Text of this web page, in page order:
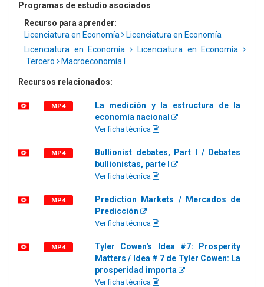
Programas de estudio asociados
Recurso para aprender:
Licenciatura en Economía
Licenciatura en Economía
Licenciatura en Economía
Licenciatura en Economía
Tercero
Macroeconomía I
Recursos relacionados:
MP4
La medición y la estructura de la
economía nacional
Ver ficha técnica
MP4
Bullionist debates, Part I / Debates
bullionistas, parte I
Ver ficha técnica
MP4
Prediction Markets / Mercados de
Predicción
Ver ficha técnica
MP4
Tyler Cowen's Idea #7: Prosperity
Matters / Idea # 7 de Tyler Cowen: La
prosperidad importa
Ver ficha técnica